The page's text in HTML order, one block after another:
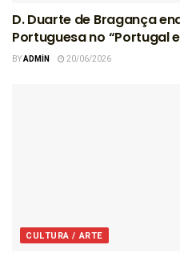
D. Duarte de Bragança
Portuguesa no “Portugal
BYADMIN 20/06/2026
CULTURA / ARTE